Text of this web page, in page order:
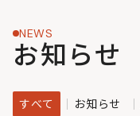
NEWS
お知らせ
すべて お知らせ